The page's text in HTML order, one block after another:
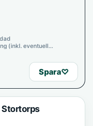
(inkl. eventuell
Spara♡